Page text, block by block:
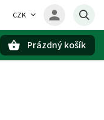
CZK
Prázdný košík